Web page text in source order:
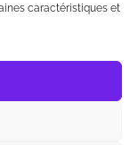
caractéristiques et